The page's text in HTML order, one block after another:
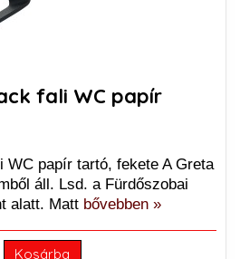
fali WC papír
WC papír tartó, fekete A Greta
áll. Lsd. a Fürdőszobai
alatt. Matt bővebben »
Kosárba